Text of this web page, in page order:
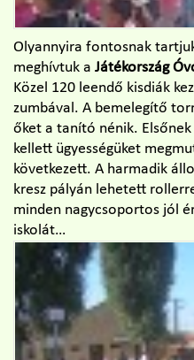
Olyannyira fontosnak
meghívtuk a Játékország
Közel 120 leendő kisdiák
zumbával. A bemelegítő
őket a tanító nénik.
kellett ügyességüket
következett. A harmadik
kresz pályán lehetett
minden nagycsoportos jól
iskolát…